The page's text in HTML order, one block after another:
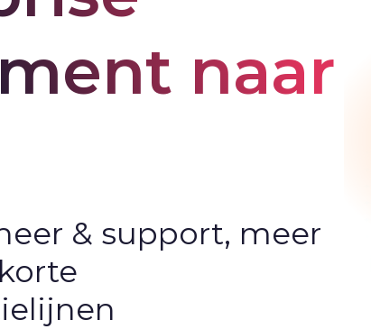
naar
& support, meer